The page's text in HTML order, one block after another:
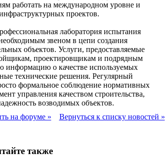
работать на международном уровне и
проектов.
лаборатория испытания
звеном в цепи создания
объектов. Услуги, предоставляемые
проектировщикам и подрядным
информацию о качестве используемых
технические решения. Регулярный
формальное соблюдение нормативных
управления качеством строительства,
возводимых объектов.
на форуме »
Вернуться к списку новостей »
также